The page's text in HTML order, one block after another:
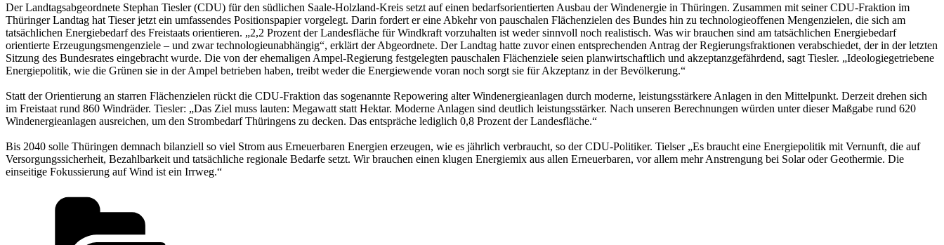
Der Landtagsabgeordnete Stephan Tiesler (CDU) für den südlichen Saale-Holzland-Kreis setzt auf einen bedarfsorientierten Ausbau der Windenergie in Thüringen. Zusammen mit seiner CDU-Fraktion im
Thüringer Landtag hat Tieser jetzt ein umfassendes Positionspapier vorgelegt. Darin fordert er eine Abkehr von pauschalen Flächenzielen des Bundes hin zu technologieoffenen Mengenzielen, die sich am
tatsächlichen Energiebedarf des Freistaats orientieren. „2,2 Prozent der Landesfläche für Windkraft vorzuhalten ist weder sinnvoll noch realistisch. Was wir brauchen sind am tatsächlichen Energiebedarf
orientierte Erzeugungsmengenziele – und zwar technologieunabhängig“, erklärt der Abgeordnete. Der Landtag hatte zuvor einen entsprechenden Antrag der Regierungsfraktionen verabschiedet, der in der letzten
Sitzung des Bundesrates eingebracht wurde. Die von der ehemaligen Ampel-Regierung festgelegten pauschalen Flächenziele seien planwirtschaftlich und akzeptanzgefährdend, sagt Tiesler. „Ideologiegetriebene
Energiepolitik, wie die Grünen sie in der Ampel betrieben haben, treibt weder die Energiewende voran noch sorgt sie für Akzeptanz in der Bevölkerung.“
Statt der Orientierung an starren Flächenzielen rückt die CDU-Fraktion das sogenannte Repowering alter Windenergieanlagen durch moderne, leistungsstärkere Anlagen in den Mittelpunkt. Derzeit drehen sich
im Freistaat rund 860 Windräder. Tiesler: „Das Ziel muss lauten: Megawatt statt Hektar. Moderne Anlagen sind deutlich leistungsstärker. Nach unseren Berechnungen würden unter dieser Maßgabe rund 620
Windenergieanlagen ausreichen, um den Strombedarf Thüringens zu decken. Das entspräche lediglich 0,8 Prozent der Landesfläche.“
Bis 2040 solle Thüringen demnach bilanziell so viel Strom aus Erneuerbaren Energien erzeugen, wie es jährlich verbraucht, so der CDU-Politiker. Tielser „Es braucht eine Energiepolitik mit Vernunft, die auf
Versorgungssicherheit, Bezahlbarkeit und tatsächliche regionale Bedarfe setzt. Wir brauchen einen klugen Energiemix aus allen Erneuerbaren, vor allem mehr Anstrengung bei Solar oder Geothermie. Die
einseitige Fokussierung auf Wind ist ein Irrweg.“